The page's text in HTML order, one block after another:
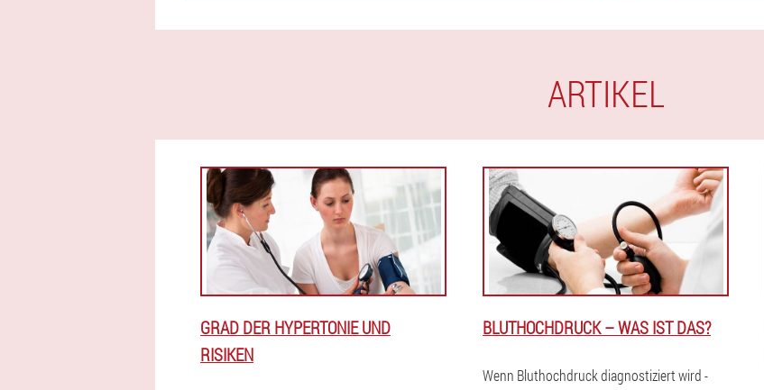
ARTIKEL
GRAD DER HYPERTONIE UND
RISIKEN
BLUTHOCHDRUCK – WAS IST DAS?
Wenn Bluthochdruck diagnostiziert wird -